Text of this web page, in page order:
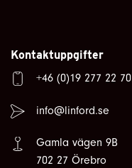
Kontaktuppgifter
+46 (0)19 277 22 70
info@linford.se
Gamla vägen 9B
702 27 Örebro